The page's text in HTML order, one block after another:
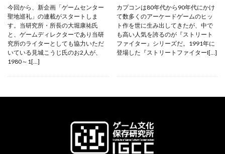
今回から、新企画「ゲームセンター
聖地巡礼」の連載がスタートしま
す。当研究所・所長の大堀康祐氏
と、ゲームディレクターであり当研
究所のライターとしても協力いただ
いている見城こうじ氏のお2人が、
1980～1[…]
カプコンは80年代から90年代にかけ
て数多くのアーケードゲームのヒッ
ト作を世に生み出してきたが、中で
も高い人気を誇るのが『ストリート
ファイター』シリーズだ。1991年に
登場した『ストリートファイターI[…]